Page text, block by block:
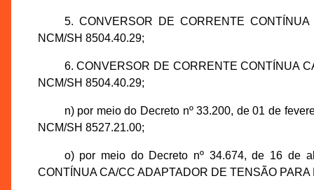
5. CONVERSOR DE CORRENTE
NCM/SH 8504.40.29;
6. CONVERSOR DE CORRENTE CONTÍNUA
NCM/SH 8504.40.29;
n) por meio do Decreto nº 33.200, de 01 de
NCM/SH 8527.21.00;
o) por meio do Decreto nº 34.674, de 16 de
CONTÍNUA CA/CC ADAPTADOR DE TENSÃO